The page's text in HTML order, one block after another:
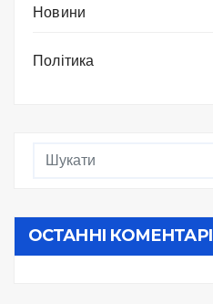
Новини
Політика
ОСТАННІ КОМЕНТАРІ